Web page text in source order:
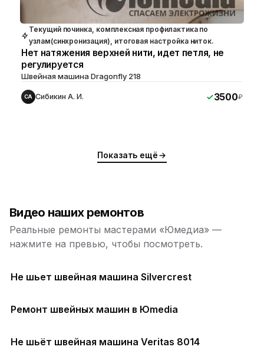
Текущий починка, комплексная профилактика по
узлам(синхронизация), итоговая настройка ниток.
Нет натяжения верхней нити, идет петля, не
регулируется
Швейная машина Dragonfly 218
СА Сибикин А. И. 3500₽
Показать ещё
Видео наших ремонтов
Реальные ремонты мастерами «Юмедиа» —
нажмите на превью, чтобы посмотреть.
Не шьет швейная машина Silvercrest
Ремонт швейных машин в Юmedia
Не шьёт швейная машина Veritas 8014
ю